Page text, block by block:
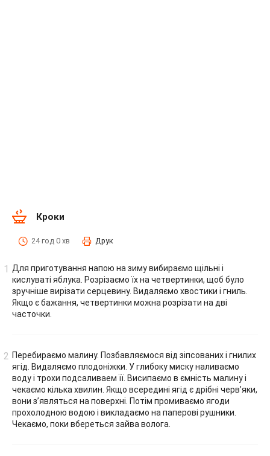
Кроки
24 год 0 хв Друк
Для приготування напою на зиму вибираємо щільні і
кислуваті яблука. Розрізаємо їх на четвертинки, щоб було
зручніше вирізати серцевину. Видаляємо хвостики і гниль.
Якщо є бажання, четвертинки можна розрізати на дві
часточки.
Перебираємо малину. Позбавляємося від зіпсованих і гнилих
ягід. Видаляємо плодоніжки. У глибоку миску наливаємо
воду і трохи подсаливаем її. Висипаємо в ємність малину і
чекаємо кілька хвилин. Якщо всередині ягід є дрібні черв’яки,
вони з’являться на поверхні. Потім промиваємо ягоди
прохолодною водою і викладаємо на паперові рушники.
Чекаємо, поки вбереться зайва волога.